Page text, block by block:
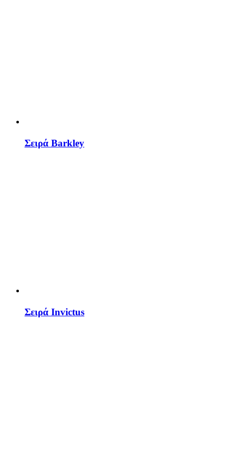
Σειρά Barkley
Σειρά Invictus